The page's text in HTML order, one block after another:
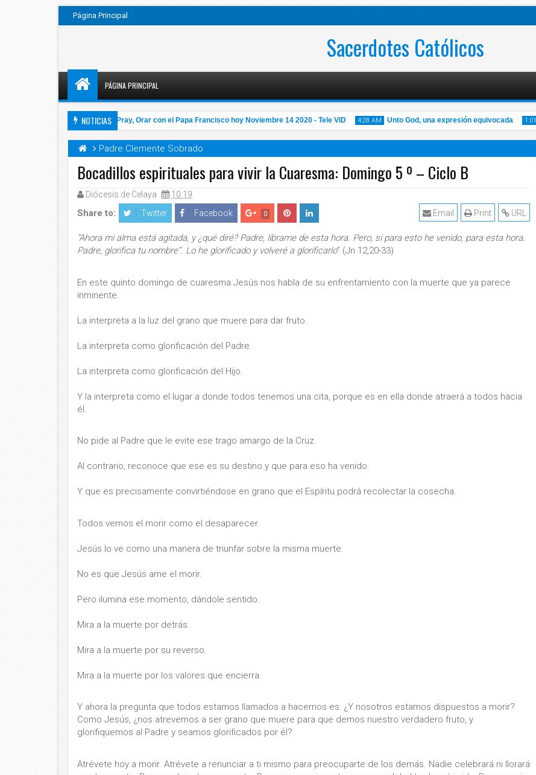
Página Principal
Sacerdotes Católicos
PÁGINA PRINCIPAL
NOTICIAS
VIDEO: Click To Pray, Orar con el Papa Francisco hoy Noviembre 14 2020 - Tele VID 4:28 AM Unto God, una expresión equivocada 1:01 AM
14
Padre Clemente Sobrado
Bocadillos espirituales para vivir la Cuaresma: Domingo 5 º – Ciclo B
Diócesis de Celaya 10:19
Share to: Twitter Facebook 0 URL
Print
Email
“Ahora mi alma está agitada, y ¿qué diré? Padre, líbrame de esta hora. Pero, si para esto he venido, para esta hora.
Padre, glorifica tu nombre”. Lo he glorificado y volveré a glorificarlo” (Jn 12,20-33)
En este quinto domingo de cuaresma Jesús nos habla de su enfrentamiento con la muerte que ya parece
inminente.
La interpreta a la luz del grano que muere para dar fruto.
La interpreta como glorificación del Padre.
La interpreta como glorificación del Hijo.
Y la interpreta como el lugar a donde todos tenemos una cita, porque es en ella donde atraerá a todos hacia
él.
No pide al Padre que le evite ese trago amargo de la Cruz.
Al contrario, reconoce que ese es su destino y que para eso ha venido.
Y que es precisamente convirtiéndose en grano que el Espíritu podrá recolectar la cosecha.
Todos vemos el morir como el desaparecer.
Jesús lo ve como una manera de triunfar sobre la misma muerte.
No es que Jesús ame el morir.
Pero ilumina ese momento, dándole sentido.
Mira a la muerte por detrás.
Mira a la muerte por su reverso.
Mira a la muerte por los valores que encierra.
Y ahora la pregunta que todos estamos llamados a hacernos es: ¿Y nosotros estamos dispuestos a morir?
Como Jesús, ¿nos atrevemos a ser grano que muere para que demos nuestro verdadero fruto, y
glorifiquemos al Padre y seamos glorificados por él?
Atrévete hoy a morir. Atrévete a renunciar a ti mismo para preocuparte de los demás. Nadie celebrará ni llorará